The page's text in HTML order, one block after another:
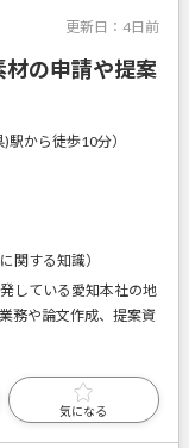
更新日： 4日前
材の申請や提案
から徒歩10分）
関する知識）
している愛知本社の地
務や論文作成、提案資
気になる